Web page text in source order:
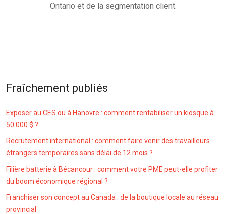
Ontario et de la segmentation client.
Fraîchement publiés
Exposer au CES ou à Hanovre : comment rentabiliser un kiosque à
50 000 $ ?
Recrutement international : comment faire venir des travailleurs
étrangers temporaires sans délai de 12 mois ?
Filière batterie à Bécancour : comment votre PME peut-elle profiter
du boom économique régional ?
Franchiser son concept au Canada : de la boutique locale au réseau
provincial